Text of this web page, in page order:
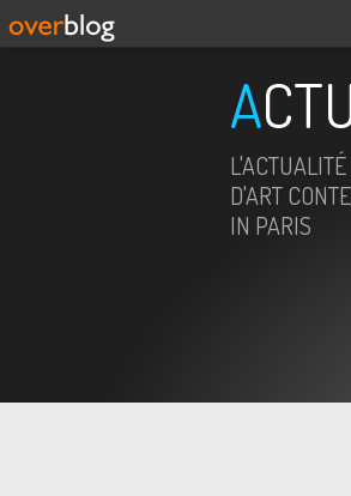
D'ART
IN PARIS